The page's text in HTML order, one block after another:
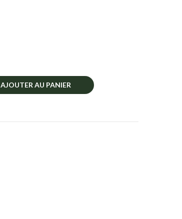
AJOUTER AU PANIER